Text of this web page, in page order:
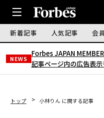
新着記事 人気記事 会
NEWS
Forbes JAPAN
記事ページ内の広告表
トップ 小林りん に関する記事